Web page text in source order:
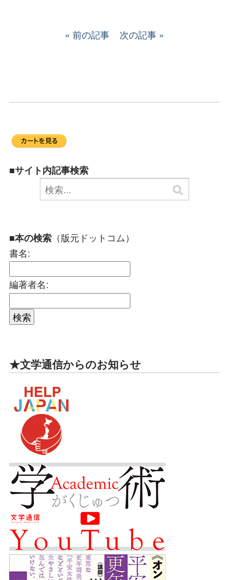
前の記事 次の記事
■サイト内記事検索
■本の検索 （版元ドットコム）
書名:
編著者名:
★文学通信からのお知らせ